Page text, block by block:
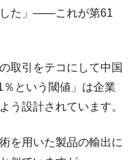
した」――これが第61
取引をテコにして中国
という閾値」は企業
う設計されています。
を用いた製品の輸出に